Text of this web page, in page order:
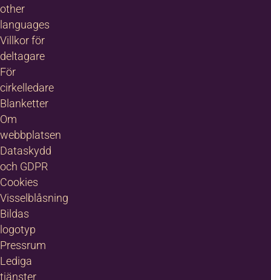
och en viss
– 20 12 24
777 51 93
Örnsköldsvik
other
languages
Villkor för
deltagare
För
cirkelledare
Blanketter
Om
webbplatsen
Dataskydd
och GDPR
Cookies
Visselblåsning
Bildas
logotyp
Pressrum
Lediga
tjänster